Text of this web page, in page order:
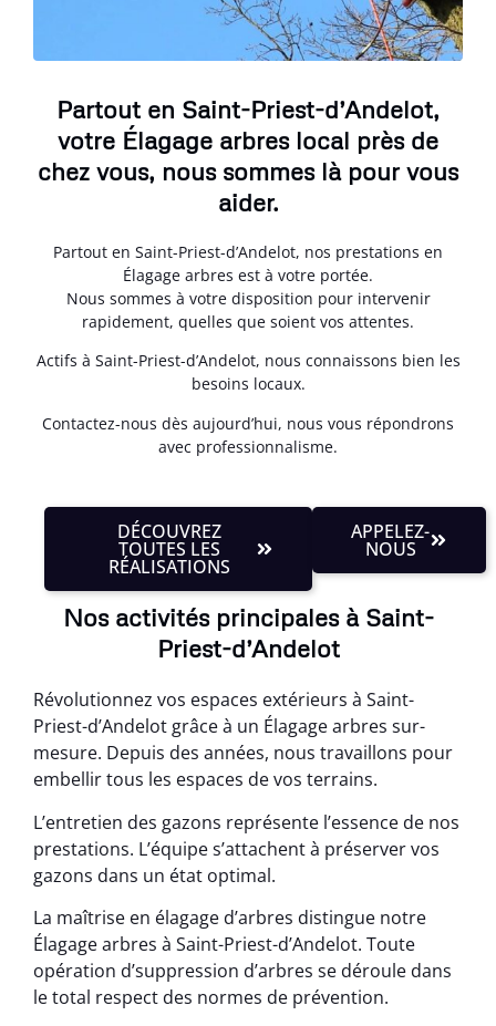
Partout en Saint-Priest-d’Andelot,
votre Élagage arbres local près de
chez vous, nous sommes là pour vous
aider.
Partout en Saint-Priest-d’Andelot, nos prestations en
Élagage arbres est à votre portée.
Nous sommes à votre disposition pour intervenir
rapidement, quelles que soient vos attentes.
Actifs à Saint-Priest-d’Andelot, nous connaissons bien les
besoins locaux.
Contactez-nous dès aujourd’hui, nous vous répondrons
avec professionnalisme.
DÉCOUVREZ
TOUTES LES
RÉALISATIONS
APPELEZ-
NOUS
Nos activités principales à Saint-
Priest-d’Andelot
Révolutionnez vos espaces extérieurs à Saint-
Priest-d’Andelot grâce à un Élagage arbres sur-
mesure. Depuis des années, nous travaillons pour
embellir tous les espaces de vos terrains.
L’entretien des gazons représente l’essence de nos
prestations. L’équipe s’attachent à préserver vos
gazons dans un état optimal.
La maîtrise en élagage d’arbres distingue notre
Élagage arbres à Saint-Priest-d’Andelot. Toute
opération d’suppression d’arbres se déroule dans
le total respect des normes de prévention.